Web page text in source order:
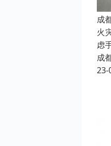
成
火
虑
成
23-